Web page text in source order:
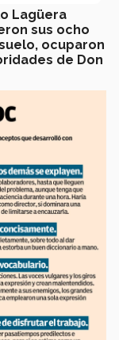
Lagüera
sus ocho
ocuparon
de Don